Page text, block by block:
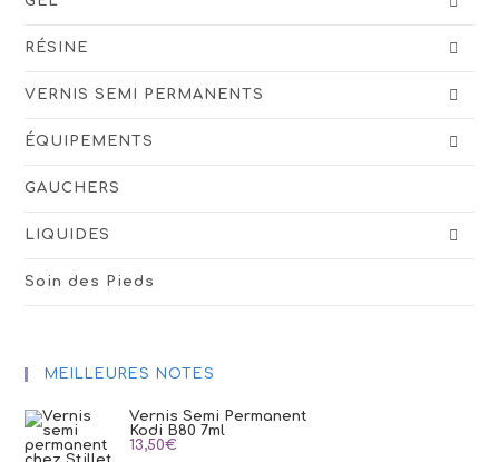
RÉSINE
VERNIS SEMI PERMANENTS
ÉQUIPEMENTS
GAUCHERS
LIQUIDES
Soin des Pieds
MEILLEURES NOTES
Vernis Semi Permanent
Kodi B80 7ml
13,50€